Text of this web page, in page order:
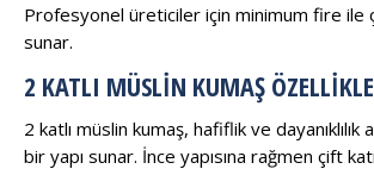
Profesyonel üreticiler için minimum fire ile
sunar.
2 KATLI MÜSLIN KUMAŞ
2 katlı müslin kumaş, hafiflik ve dayanıklılık
bir yapı sunar. İnce yapısına rağmen çift